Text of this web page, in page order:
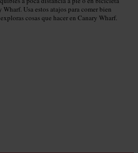
Usa estos atajos para comer bien
cosas que hacer en Canary Wharf.